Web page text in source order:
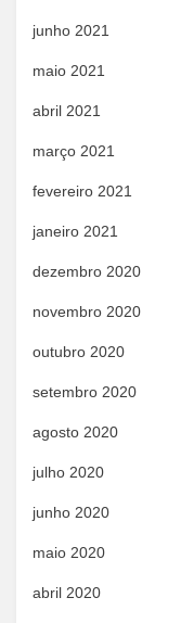
junho 2021
maio 2021
abril 2021
março 2021
fevereiro 2021
janeiro 2021
dezembro 2020
novembro 2020
outubro 2020
setembro 2020
agosto 2020
julho 2020
junho 2020
maio 2020
abril 2020